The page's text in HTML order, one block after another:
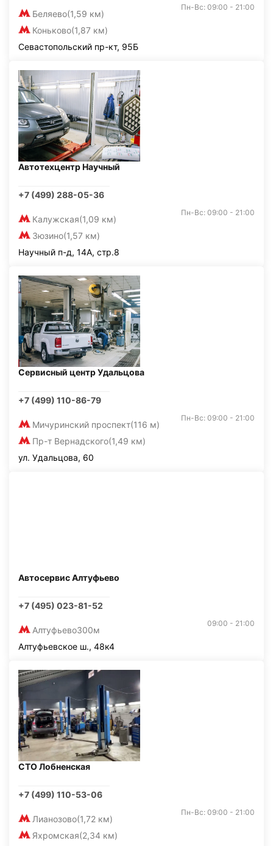
Беляево(1,59 км)
Коньково(1,87 км)
Пн-Вс: 09:00 - 21:00
Севастопольский пр-кт, 95Б
Автотехцентр Научный
+7 (499) 288-05-36
Калужская(1,09 км)
Зюзино(1,57 км)
Пн-Вс: 09:00 - 21:00
Научный п-д, 14А, стр.8
Сервисный центр Удальцова
+7 (499) 110-86-79
Мичуринский проспект(116 м)
Пр-т Вернадского(1,49 км)
Пн-Вс: 09:00 - 21:00
ул. Удальцова, 60
Автосервис Алтуфьево
+7 (495) 023-81-52
Алтуфьево300м
09:00 - 21:00
Алтуфьевское ш., 48к4
СТО Лобненская
+7 (499) 110-53-06
Лианозово(1,72 км)
Яхромская(2,34 км)
Пн-Вс: 09:00 - 21:00